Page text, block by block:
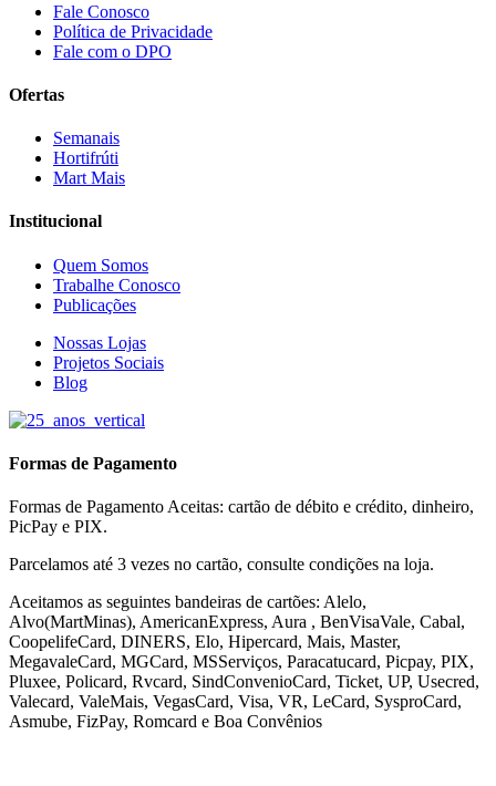
Fale Conosco
Política de Privacidade
Fale com o DPO
Ofertas
Semanais
Hortifrúti
Mart Mais
Institucional
Quem Somos
Trabalhe Conosco
Publicações
Nossas Lojas
Projetos Sociais
Blog
Formas de Pagamento
Formas de Pagamento Aceitas: cartão de débito e crédito, dinheiro,
PicPay e PIX.
Parcelamos até 3 vezes no cartão, consulte condições na loja.
Aceitamos as seguintes bandeiras de cartões: Alelo,
Alvo(MartMinas), AmericanExpress, Aura , BenVisaVale, Cabal,
CoopelifeCard, DINERS, Elo, Hipercard, Mais, Master,
MegavaleCard, MGCard, MSServiços, Paracatucard, Picpay, PIX,
Pluxee, Policard, Rvcard, SindConvenioCard, Ticket, UP, Usecred,
Valecard, ValeMais, VegasCard, Visa, VR, LeCard, SysproCard,
Asmube, FizPay, Romcard e Boa Convênios